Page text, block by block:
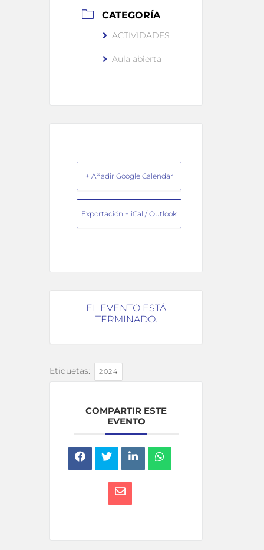
CATEGORÍA
ACTIVIDADES
Aula abierta
+ Añadir Google Calendar
Exportación + iCal / Outlook
EL EVENTO ESTÁ
TERMINADO.
Etiquetas: 2024
COMPARTIR ESTE
EVENTO